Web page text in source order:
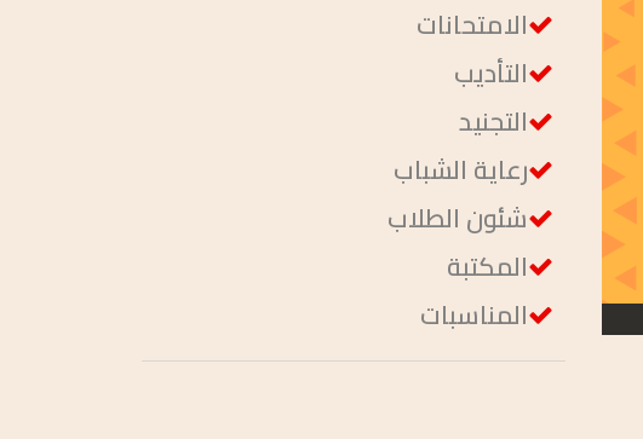
الامتحانات
التأديب
التجنيد
رعاية الشباب
شئون الطلاب
المكتبة
المناسبات